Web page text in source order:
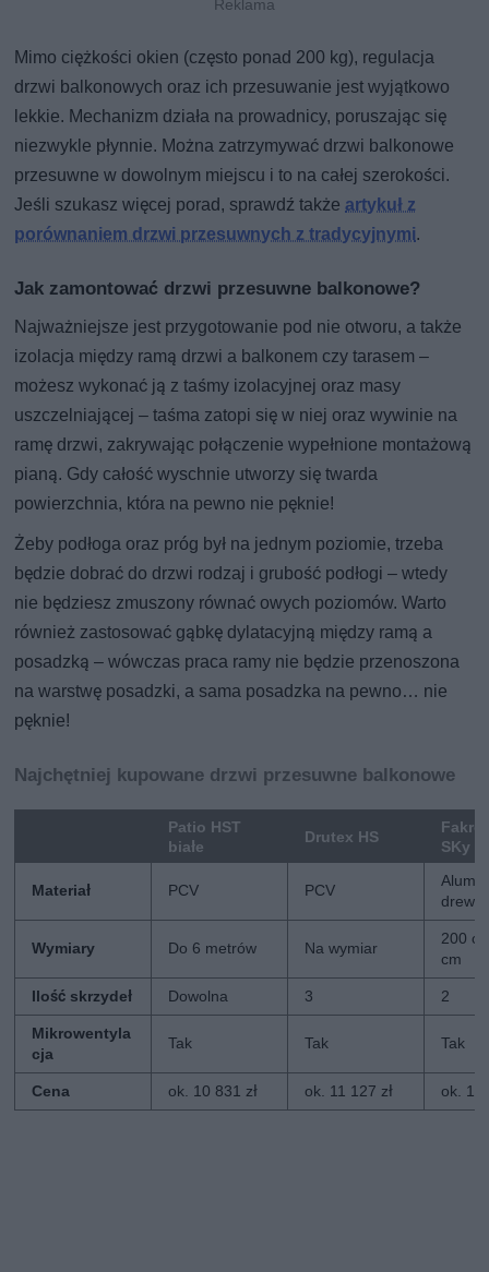
Mimo ciężkości okien (często ponad 200 kg), regulacja
drzwi balkonowych oraz ich przesuwanie jest wyjątkowo
lekkie. Mechanizm działa na prowadnicy, poruszając się
niezwykle płynnie. Można zatrzymywać drzwi balkonowe
przesuwne w dowolnym miejscu i to na całej szerokości.
Jeśli szukasz więcej porad, sprawdź takżeartykuł z
porównaniem drzwi przesuwnych z tradycyjnymi.
Jak zamontować drzwi przesuwne balkonowe?
Najważniejsze jest przygotowanie pod nie otworu, a także
izolacja między ramą drzwi a balkonem czy tarasem –
możesz wykonać ją z taśmy izolacyjnej oraz masy
uszczelniającej – taśma zatopi się w niej oraz wywinie na
ramę drzwi, zakrywając połączenie wypełnione montażową
pianą. Gdy całość wyschnie utworzy się twarda
powierzchnia, która na pewno nie pęknie!
Żeby podłoga oraz próg był na jednym poziomie, trzeba
będzie dobrać do drzwi rodzaj i grubość podłogi – wtedy
nie będziesz zmuszony równać owych poziomów. Warto
również zastosować gąbkę dylatacyjną między ramą a
posadzką – wówczas praca ramy nie będzie przenoszona
na warstwę posadzki, a sama posadzka na pewno… nie
pęknie!
Najchętniej kupowane drzwi przesuwne balkonowe
Patio HST
białe
Drutex HS
Fakro
SKy
Materiał PCV PCV
Wymiary Do 6 metrów Na wymiar
200
cm
Ilość skrzydeł Dowolna 3 2
Mikrowentyla
cja
Tak Tak Tak
Cena ok. 10 831 zł ok. 11 127 zł ok. 16